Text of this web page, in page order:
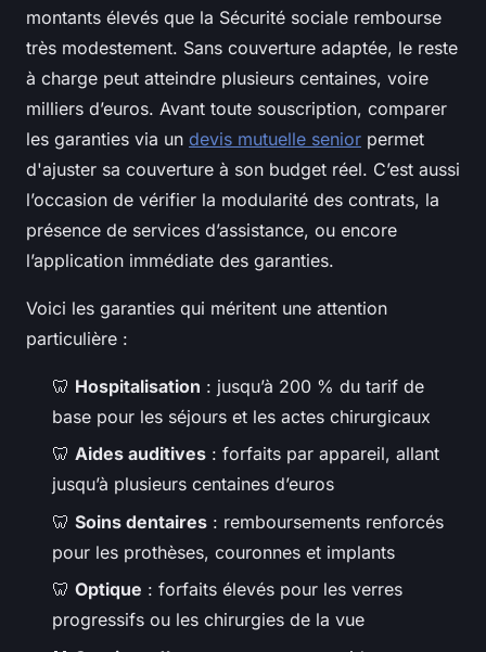
montants élevés que la Sécurité sociale rembourse
très modestement. Sans couverture adaptée, le reste
à charge peut atteindre plusieurs centaines, voire
milliers d’euros. Avant toute souscription, comparer
les garanties via un devis mutuelle senior permet
d'ajuster sa couverture à son budget réel. C’est aussi
l’occasion de vérifier la modularité des contrats, la
présence de services d’assistance, ou encore
l’application immédiate des garanties.
Voici les garanties qui méritent une attention
particulière :
🦷 Hospitalisation : jusqu’à 200 % du tarif de
base pour les séjours et les actes chirurgicaux
🦷 Aides auditives : forfaits par appareil, allant
jusqu’à plusieurs centaines d’euros
🦷 Soins dentaires : remboursements renforcés
pour les prothèses, couronnes et implants
🦷 Optique : forfaits élevés pour les verres
progressifs ou les chirurgies de la vue